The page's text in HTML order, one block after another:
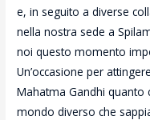
e, in seguito a diverse
nella nostra sede a
noi questo momento
Un’occasione per
Mahatma Gandhi quanto
mondo diverso che